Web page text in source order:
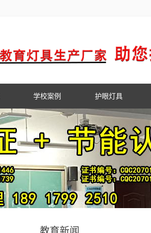
学校案例 护眼灯具